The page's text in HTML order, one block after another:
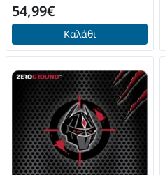
54,99€
Καλάθι